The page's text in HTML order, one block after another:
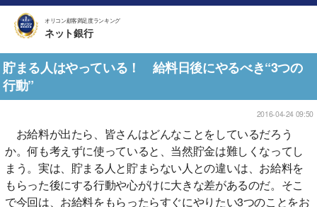
オリコン顧客満足度ランキング
ネット銀行
貯まる人はやっている！ 給料日後にやるべき“3つの
行動”
2016-04-24 09:50
お給料が出たら、皆さんはどんなことをしているだろう
か。何も考えずに使っていると、当然貯金は難しくなってし
まう。実は、貯まる人と貯まらない人との違いは、お給料を
もらった後にする行動や心がけに大きな差があるのだ。そこ
で今回は、お給料をもらったらすぐにやりたい3つのことをお